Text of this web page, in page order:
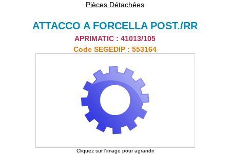
Pièces Détachées
ATTACCO A FORCELLA POST./RR
APRIMATIC : 41013/105
Code SEGEDIP : 553164
Cliquez sur l'image pour agrandir